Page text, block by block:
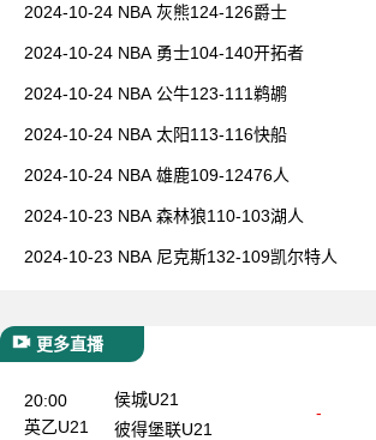
2024-10-24 NBA 灰熊124-126爵士
2024-10-24 NBA 勇士104-140开拓者
2024-10-24 NBA 公牛123-111鹈鹕
2024-10-24 NBA 太阳113-116快船
2024-10-24 NBA 雄鹿109-12476人
2024-10-23 NBA 森林狼110-103湖人
2024-10-23 NBA 尼克斯132-109凯尔特人
更多直播
20:00
英乙U21
侯城U21
-
彼得堡联U21